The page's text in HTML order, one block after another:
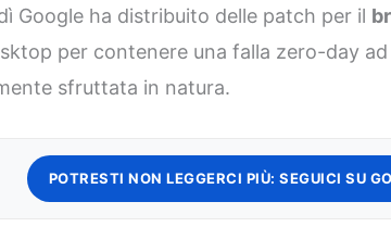
Google ha distribuito delle patch per il
per contenere una falla zero-day
sfruttata in natura.
POTRESTI NON LEGGERCI PIÙ: SEGUICI SU